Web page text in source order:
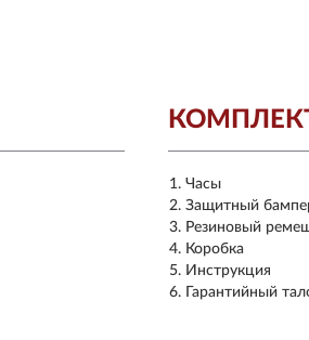
Часы
Защитный
Резиновый
Коробка
Инструкция
Гарантийный